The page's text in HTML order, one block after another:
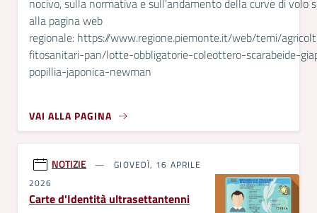
nocivo, sulla normativa e sull’andamento della curve di volo
alla pagina web
regionale: https://www.regione.piemonte.it/web/temi/
fitosanitari-pan/lotte-obbligatorie-coleottero-scarabeide-
popillia-japonica-newman
VAI ALLA PAGINA
NOTIZIE
GIOVEDÌ, 16 APRILE
2026
Carte d'Identità ultrasettantenni